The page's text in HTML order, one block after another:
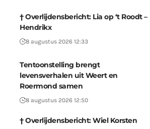
† Overlijdensbericht: Lia op ‘t Roodt –
Hendrikx
8 augustus 2026 12:33
Tentoonstelling brengt
levensverhalen uit Weert en
Roermond samen
8 augustus 2026 12:50
† Overlijdensbericht: Wiel Korsten